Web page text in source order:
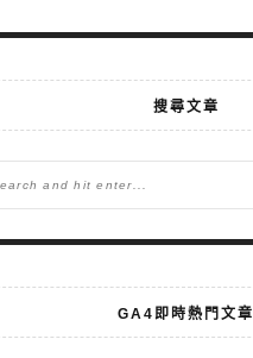
搜尋文章
GA4即時熱門文章